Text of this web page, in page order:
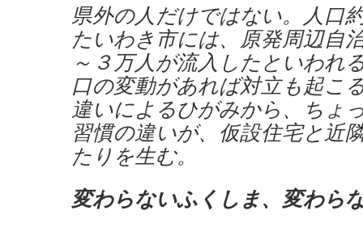
県外の人だけではない。人口
たいわき市には、原発周辺自
～３万人が流入したといわれ
口の変動があれば対立も起こ
違いによるひがみから、ちょ
習慣の違いが、仮設住宅と近
たりを生む。
変わらないふくしま、変わら